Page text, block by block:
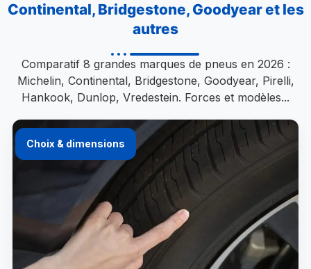
Continental, Bridgestone, Goodyear et les
autres
Comparatif 8 grandes marques de pneus en 2026 :
Michelin, Continental, Bridgestone, Goodyear, Pirelli,
Hankook, Dunlop, Vredestein. Forces et modèles...
Choix & dimensions